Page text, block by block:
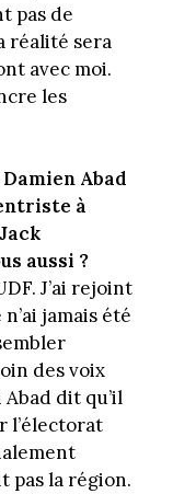
pas de
réalité sera
avec moi.
les
Abad
à
aussi ?
J’ai rejoint
jamais été
des voix
dit qu’il
l’électorat
pas la région.